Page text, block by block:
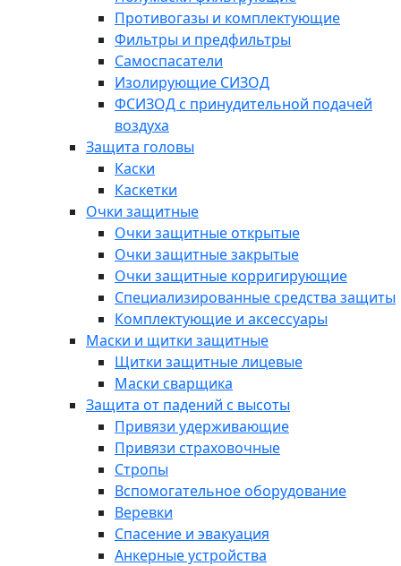
Противогазы и комплектующие
Фильтры и предфильтры
Самоспасатели
Изолирующие СИЗОД
ФСИЗОД с принудительной подачей
воздуха
Защита головы
Каски
Каскетки
Очки защитные
Очки защитные открытые
Очки защитные закрытые
Очки защитные корригирующие
Специализированные средства защиты
Комплектующие и аксессуары
Маски и щитки защитные
Щитки защитные лицевые
Маски сварщика
Защита от падений с высоты
Привязи удерживающие
Привязи страховочные
Стропы
Вспомогательное оборудование
Веревки
Спасение и эвакуация
Анкерные устройства